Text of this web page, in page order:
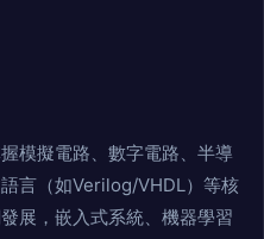
模擬電路、數字電路、半導
言（如Verilog/VHDL）等核
展，嵌入式系統、機器學習